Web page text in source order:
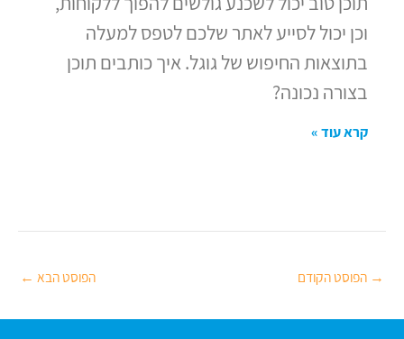
וכן יכול לסייע לאתר שלכם לטפס למעלה
בתוצאות החיפוש של גוגל. איך כותבים תוכן
בצורה נכונה?
קרא עוד »
→ הפוסט הקודם הפוסט הבא ←